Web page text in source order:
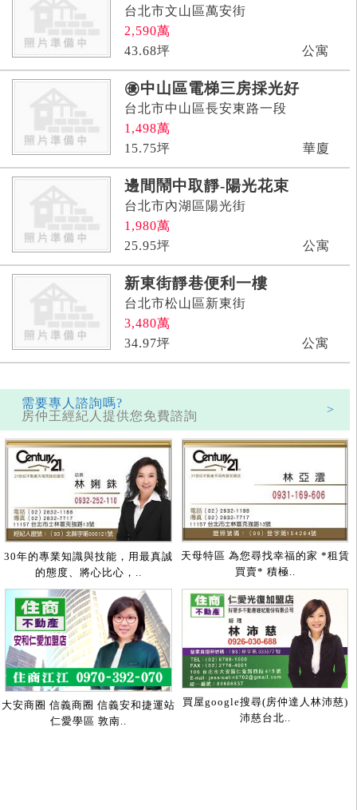
台北市文山區萬安街
2,590萬
43.68坪 公寓
㊝中山區電梯三房採光好
台北市中山區長安東路一段
1,498萬
15.75坪 華廈
邊間鬧中取靜-陽光花束
台北市內湖區陽光街
1,980萬
25.95坪 公寓
新東街靜巷便利一樓
台北市松山區新東街
3,480萬
34.97坪 公寓
需要專人諮詢嗎?
房仲王經紀人提供您免費諮詢
>
30年的專業知識與技能，用最真誠
的態度、將心比心，..
天母特區 為您尋找幸福的家 *租賃
買賣* 積極..
大安商圈 信義商圈 信義安和捷運站
仁愛學區 敦南..
買屋google搜尋(房仲達人林沛慈)
沛慈台北..